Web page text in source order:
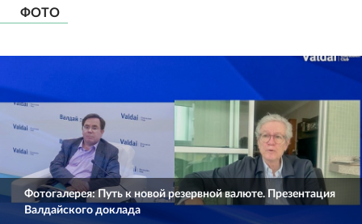
ФОТО
Фотогалерея: Путь к новой резервной валюте. Презентация
Валдайского доклада